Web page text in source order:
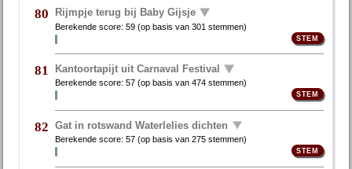
80 Rijmpje terug bij Baby Gijsje
Berekende score:59 (op basis van301 stemmen)
81 Kantoortapijt uit Carnaval Festival
Berekende score:57 (op basis van474 stemmen)
82 Gat in rotswand Waterlelies dichten
Berekende score:57 (op basis van275 stemmen)